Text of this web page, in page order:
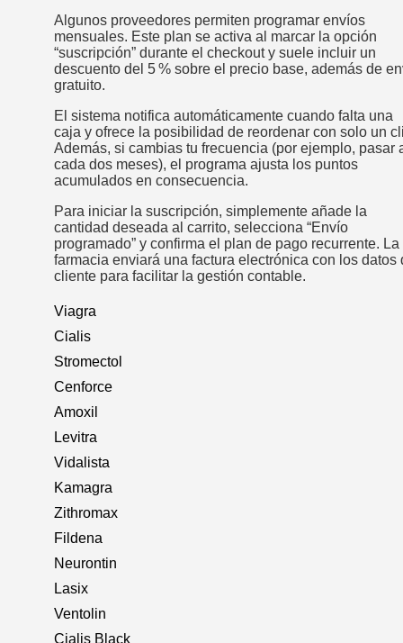
Algunos proveedores permiten programar envíos
mensuales. Este plan se activa al marcar la opción
“suscripción” durante el checkout y suele incluir un
descuento del 5 % sobre el precio base, además de
gratuito.
El sistema notifica automáticamente cuando falta una
caja y ofrece la posibilidad de reordenar con solo un
Además, si cambias tu frecuencia (por ejemplo, pasar
cada dos meses), el programa ajusta los puntos
acumulados en consecuencia.
Para iniciar la suscripción, simplemente añade la
cantidad deseada al carrito, selecciona “Envío
programado” y confirma el plan de pago recurrente. La
farmacia enviará una factura electrónica con los datos
cliente para facilitar la gestión contable.
Viagra
Cialis
Stromectol
Cenforce
Amoxil
Levitra
Vidalista
Kamagra
Zithromax
Fildena
Neurontin
Lasix
Ventolin
Cialis Black